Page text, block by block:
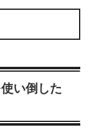
い倒した